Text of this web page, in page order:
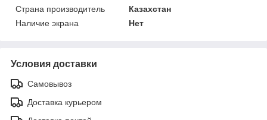
Страна производитель
Казахстан
Наличие экрана
Нет
Условия доставки
Самовывоз
Доставка курьером